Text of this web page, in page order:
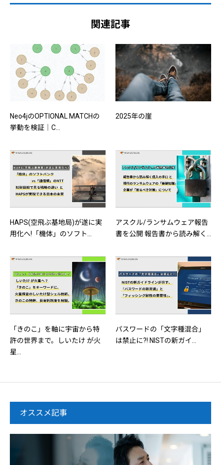
関連記事
Neo4jのOPTIONAL MATCHの
挙動を検証｜C...
2025年の崖
HAPS(空飛ぶ基地局)が遂に実
用化へ!「機体」のソフト...
アスクル/ランサムウェア報告
書を公開 報告書から読み解く...
「きのこ」を軸に宇宙から特
許の世界まで。しいたけ が火
星...
パスワードの「文字種混合」
は禁止に?! NISTの新ガイ...
オススメ記事